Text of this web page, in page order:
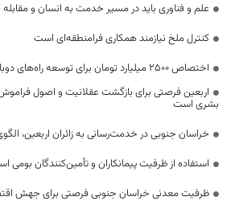
علم و فناوری باید در مسیر خدمت به انسان و مقابله
کنترل ملخ نیازمند همکاری فرامنطقه‌ای است
اختصاص 2500 میلیارد تومان برای توسعه راه‌های دوبانده خراسان جنوبی
اربعین فرصتی برای بازگشت عقلانیت و اصول
بشری است
خراسان جنوبی در خدمت‌رسانی به زائران اربعین،
استفاده از ظرفیت پیمانکاران و تأمین‌کنندگان بومی
ظرفیت معدنی خراسان جنوبی فرصتی برای جهش